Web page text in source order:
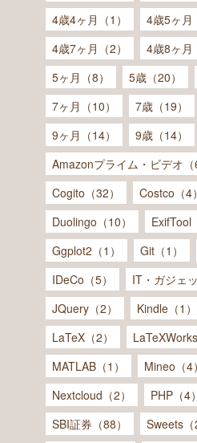
4歳4ヶ月（1）
4歳5ヶ月
4歳7ヶ月（2）
4歳8ヶ月
5ヶ月（8）
5歳（20）
7ヶ月（10）
7歳（19）
9ヶ月（14）
9歳（14）
Amazonプライム・ビデオ（6
Cogito（32）
Costco（4）
Duolingo（10）
ExifTool
Ggplot2（1）
Git（1）
IDeCo（5）
IT・ガジェ
JQuery（2）
Kindle（1）
LaTeX（2）
MATLAB（1）
Mineo（4）
Nextcloud（2）
PHP（4）
SBI証券（88）
Sweets（